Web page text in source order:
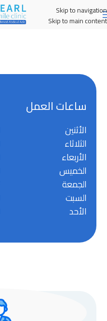
Skip to navigation
Skip to main content
MENU
ساعات العمل
الأثنين
الثلاثاء
الأربعاء
الخميس
الجمعة
السبت
الأحد